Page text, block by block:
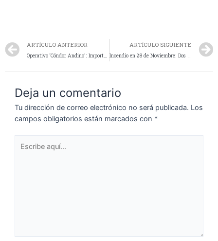
ARTÍCULO ANTERIOR
Operativo ‘Cóndor Andino’: Importante Golpe al Narcotráfico en 28 de Noviembre con Secuestro de Drogas, Armas y Detenidos
ARTÍCULO SIGUIENTE
Incendio en 28 de Noviembre: Dos viviendas afectadas y trabajo intenso de bomberos
Deja un comentario
Tu dirección de correo electrónico no será publicada. Los
campos obligatorios están marcados con *